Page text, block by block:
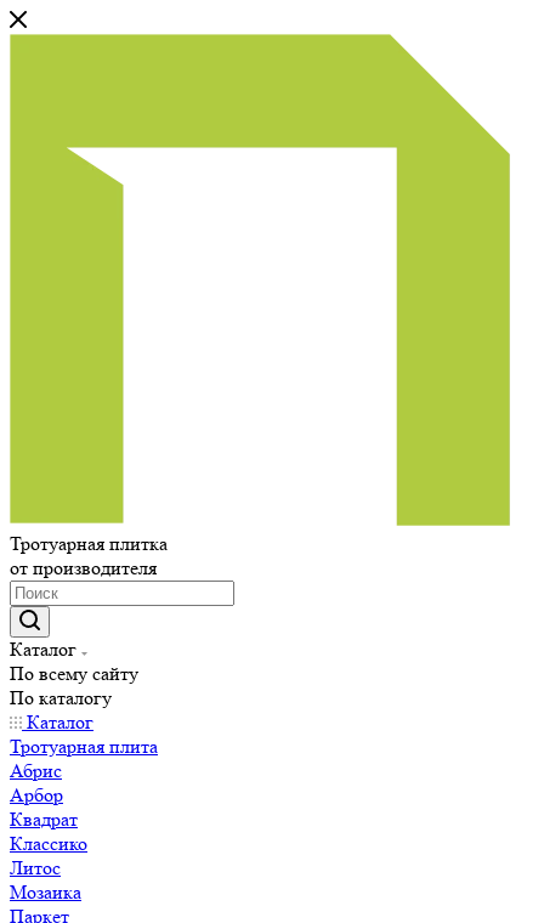
Тротуарная плитка
от производителя
Каталог
По всему сайту
По каталогу
Каталог
Тротуарная плита
Абрис
Арбор
Квадрат
Классико
Литос
Мозаика
Паркет